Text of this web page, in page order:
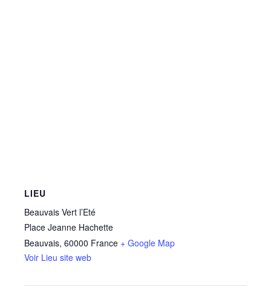
LIEU
Beauvais Vert l’Eté
Place Jeanne Hachette
Beauvais, 60000 France + Google Map
Voir Lieu site web